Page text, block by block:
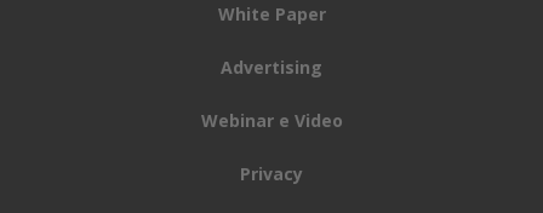
White Paper
Advertising
Webinar e Video
Privacy